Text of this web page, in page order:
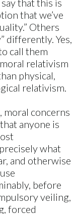
that we’ve
Others
differently. Yes,
call them
relativism
physical,
relativism.
moral concerns
anyone is
what
and otherwise
before
veiling,
forced